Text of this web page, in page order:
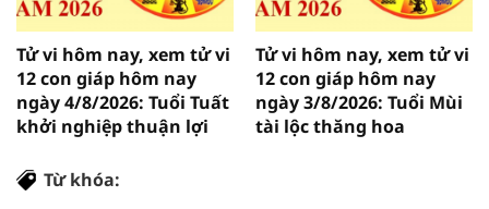
Tử vi hôm nay, xem tử vi
12 con giáp hôm nay
ngày 4/8/2026: Tuổi Tuất
khởi nghiệp thuận lợi
Tử vi hôm nay, xem tử vi
12 con giáp hôm nay
ngày 3/8/2026: Tuổi Mùi
tài lộc thăng hoa
Từ khóa: